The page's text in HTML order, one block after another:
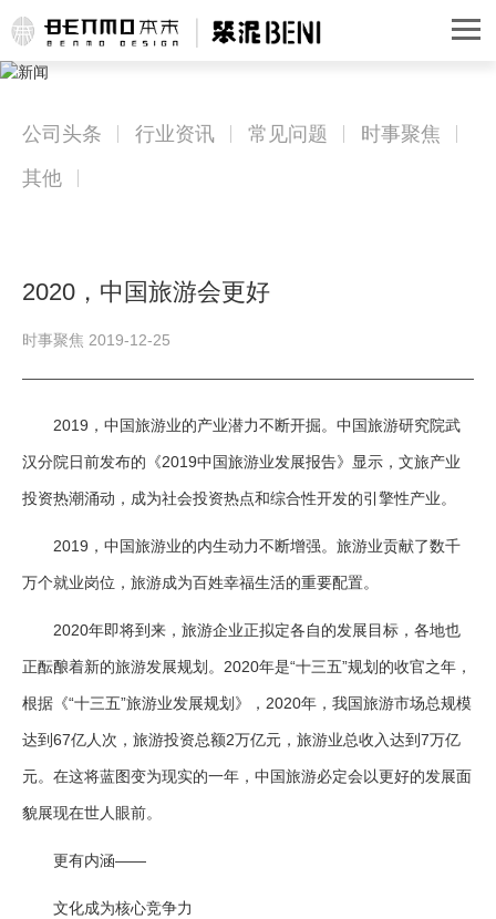
公司头条 行业资讯 常见问题
时事聚焦
其他
2020，中国旅游会更好
时事聚焦 2019-12-25
2019，中国旅游业的产业潜力不断开掘。中国旅游研究院武
汉分院日前发布的《2019中国旅游业发展报告》显示，文旅产业
投资热潮涌动，成为社会投资热点和综合性开发的引擎性产业。
2019，中国旅游业的内生动力不断增强。旅游业贡献了数千
万个就业岗位，旅游成为百姓幸福生活的重要配置。
2020年即将到来，旅游企业正拟定各自的发展目标，各地也
正酝酿着新的旅游发展规划。2020年是“十三五”规划的收官之年，
根据《“十三五”旅游业发展规划》，2020年，我国旅游市场总规模
达到67亿人次，旅游投资总额2万亿元，旅游业总收入达到7万亿
元。在这将蓝图变为现实的一年，中国旅游必定会以更好的发展面
貌展现在世人眼前。
更有内涵——
文化成为核心竞争力